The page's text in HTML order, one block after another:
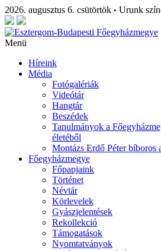
2026. augusztus 6. csütörtök • Urunk
Menü
Híreink
Média
Fotógalériák
Videótár
Hangtár
Beszédek
Tanulmányok a
életéből
Montázs Erdő Péter bíboros
Főegyházmegye
Főpapjaink
Történet
Névtár
Körlevelek
Gyászjelentések
Rekollekció
Támogatások
Nyomtatványok